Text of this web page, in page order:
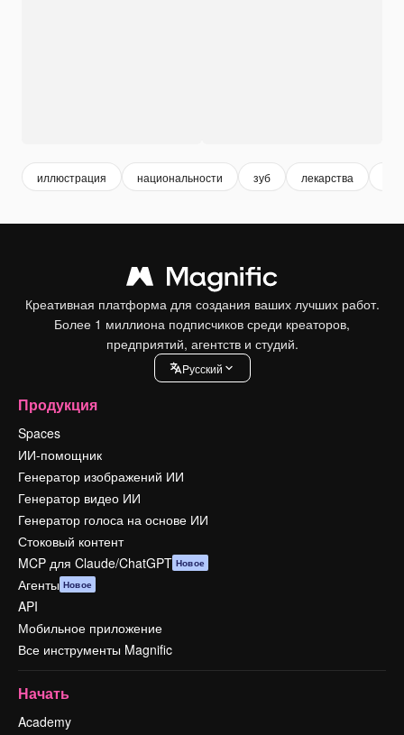
иллюстрация национальности зуб лекарства
Креативная платформа для создания ваших лучших работ.
Более 1 миллиона подписчиков среди креаторов,
предприятий, агентств и студий.
Pусский
Продукция
Spaces
ИИ-помощник
Генератор изображений ИИ
Генератор видео ИИ
Генератор голоса на основе ИИ
Стоковый контент
MCP для Claude/ChatGPT Новое
Агенты Новое
API
Мобильное приложение
Все инструменты Magnific
Начать
Academy